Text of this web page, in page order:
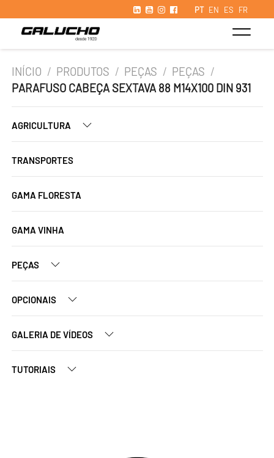
PT EN ES FR
INÍCIO / PRODUTOS / PEÇAS / PEÇAS /
PARAFUSO CABEÇA SEXTAVA 88 M14X100 DIN 931
AGRICULTURA
TRANSPORTES
GAMA FLORESTA
GAMA VINHA
PEÇAS
OPCIONAIS
GALERIA DE VÍDEOS
TUTORIAIS